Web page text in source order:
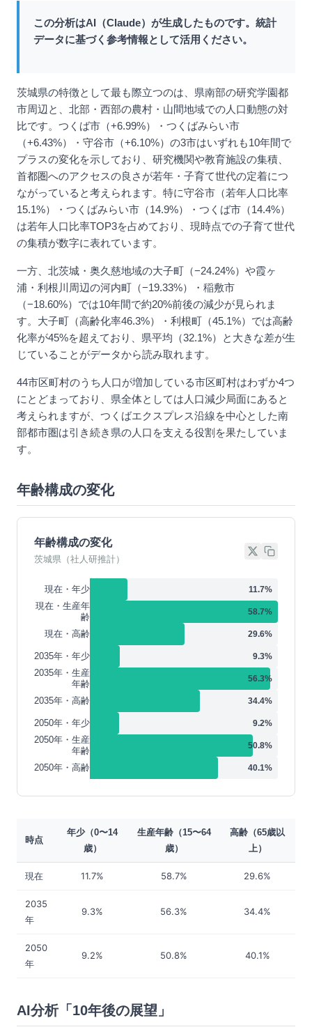
この分析はAI（Claude）が生成したものです。統計
データに基づく参考情報として活用ください。
茨城県の特徴として最も際立つのは、県南部の研究学園都
市周辺と、北部・西部の農村・山間地域での人口動態の対
比です。つくば市（+6.99%）・つくばみらい市
（+6.43%）・守谷市（+6.10%）の3市はいずれも10年間で
プラスの変化を示しており、研究機関や教育施設の集積、
首都圏へのアクセスの良さが若年・子育て世代の定着につ
ながっていると考えられます。特に守谷市（若年人口比率
15.1%）・つくばみらい市（14.9%）・つくば市（14.4%）
は若年人口比率TOP3を占めており、現時点での子育て世代
の集積が数字に表れています。
一方、北茨城・奥久慈地域の大子町（−24.24%）や霞ヶ
浦・利根川周辺の河内町（−19.33%）・稲敷市
（−18.60%）では10年間で約20%前後の減少が見られま
す。大子町（高齢化率46.3%）・利根町（45.1%）では高齢
化率が45%を超えており、県平均（32.1%）と大きな差が生
じていることがデータから読み取れます。
44市区町村のうち人口が増加している市区町村はわずか4つ
にとどまっており、県全体としては人口減少局面にあると
考えられますが、つくばエクスプレス沿線を中心とした南
部都市圏は引き続き県の人口を支える役割を果たしていま
す。
年齢構成の変化
年齢構成の変化
茨城県（社人研推計）
現在・年少 11.7%
現在・生産年
齢
58.7%
現在・高齢 29.6%
2035年・年少 9.3%
2035年・生産
年齢
56.3%
2035年・高齢 34.4%
2050年・年少 9.2%
2050年・生産
年齢
50.8%
2050年・高齢 40.1%
時点
年少（0〜14
歳）
生産年齢（15〜64
歳）
高齢（65歳以
上）
現在 11.7% 58.7% 29.6%
2035
年
9.3% 56.3% 34.4%
2050
年
9.2% 50.8% 40.1%
AI分析「10年後の展望」